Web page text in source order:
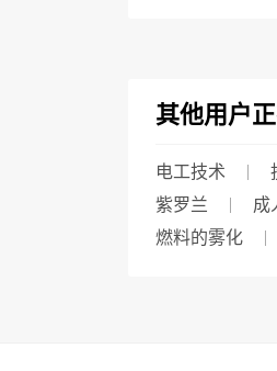
其他用户
电工技术
紫罗兰
成
燃料的雾化